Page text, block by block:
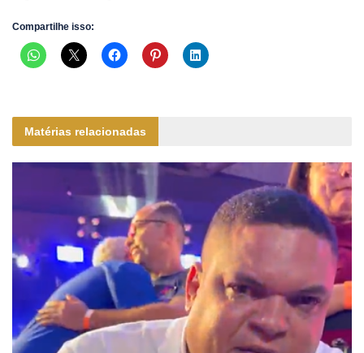
Compartilhe isso:
Matérias relacionadas